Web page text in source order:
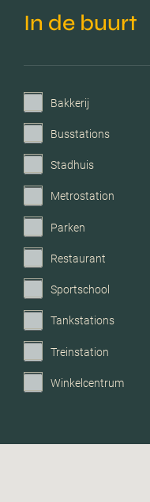
Verwarming
C.v.-ketel bouwjaar
Voorzieningen
Parkeerfaciliteiten
Garage
In de buurt
Bakkerij
Busstations
Stadhuis
Metrostation
Parken
Restaurant
Sportschool
Tankstations
Treinstation
Winkelcentrum